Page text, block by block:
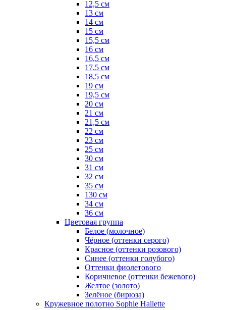
12,5 см
13 см
14 см
15 см
15,5 см
16 см
16,5 см
17,5 см
18,5 см
19 см
19,5 см
20 см
21 см
21,5 см
22 см
23 см
25 см
30 см
31 см
32 см
35 см
130 см
34 см
36 см
Цветовая группа
Белое (молочное)
Чёрное (оттенки серого)
Красное (оттенки розового)
Синее (оттенки голубого)
Оттенки фиолетового
Коричневое (оттенки бежевого)
Желтое (золото)
Зелёное (бирюза)
Кружевное полотно Sophie Hallette